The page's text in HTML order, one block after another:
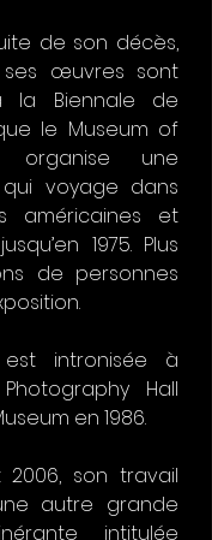
de son décès,
œuvres sont
la Biennale de
le Museum of
organise une
voyage dans
américaines et
1975. Plus
de personnes
est intronisée à
Photography Hall
en 1986.
2006, son travail
autre grande